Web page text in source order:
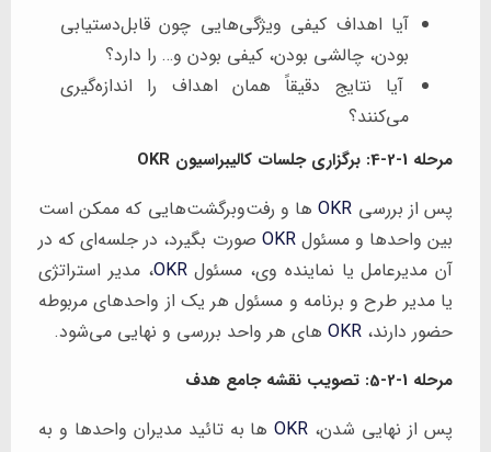
آیا اهداف کیفی ویژگی‌هایی چون قابل‌دستیابی
بودن، چالشی بودن، کیفی بودن و… را دارد؟
آیا نتایج دقیقاً همان اهداف را اندازه‌گیری
می‌کنند؟
مرحله 1-2-4: برگزاری جلسات کالیبراسیون OKR
پس از بررسی OKRها و رفت‌وبرگشت‌هایی که ممکن است
بین واحدها و مسئولOKR صورت بگیرد، در جلسه‌ای که در
آن مدیرعامل یا نماینده وی، مسئولOKR، مدیر استراتژی
یا مدیر طرح و برنامه و مسئول هر یک از واحدهای مربوطه
حضور دارند، OKR های هر واحد بررسی و نهایی می‌شود.
مرحله 1-2-5: تصویب نقشه جامع هدف
پس از نهایی شدن، OKRها به تائید مدیران واحدها و به